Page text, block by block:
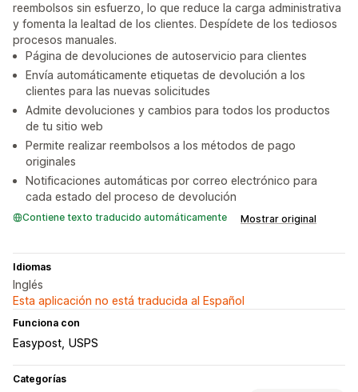
reembolsos sin esfuerzo, lo que reduce la carga administrativa
y fomenta la lealtad de los clientes. Despídete de los tediosos
procesos manuales.
Página de devoluciones de autoservicio para clientes
Envía automáticamente etiquetas de devolución a los
clientes para las nuevas solicitudes
Admite devoluciones y cambios para todos los productos
de tu sitio web
Permite realizar reembolsos a los métodos de pago
originales
Notificaciones automáticas por correo electrónico para
cada estado del proceso de devolución
Contiene texto traducido automáticamente Mostrar original
Idiomas
Inglés
Esta aplicación no está traducida al Español
Funciona con
Easypost USPS
Categorías